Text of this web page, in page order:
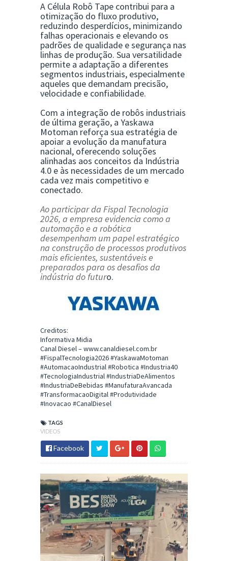
A Célula Robô Tape contribui para a
otimização do fluxo produtivo,
reduzindo desperdícios, minimizando
falhas operacionais e elevando os
padrões de qualidade e segurança nas
linhas de produção. Sua versatilidade
permite a adaptação a diferentes
segmentos industriais, especialmente
aqueles que demandam precisão,
velocidade e confiabilidade.
Com a integração de robôs industriais
de última geração, a Yaskawa
Motoman reforça sua estratégia de
apoiar a evolução da manufatura
nacional, oferecendo soluções
alinhadas aos conceitos da Indústria
4.0 e às necessidades de um mercado
cada vez mais competitivo e
conectado.
Ao participar da Fispal Tecnologia
2026, a empresa evidencia como a
automação e a robótica
desempenham um papel estratégico
na construção de processos produtivos
mais eficientes, sustentáveis e
preparados para os desafios da
indústria do futuro.
Creditos:
Informativa Midia
Canal Diesel –www.canaldiesel.com.br
#FispalTecnologia2026 #YaskawaMotoman
#AutomacaoIndustrial #Robotica #Industria40
#TecnologiaIndustrial #IndustriaDeAlimentos
#IndustriaDeBebidas #ManufaturaAvancada
#TransformacaoDigital #Produtividade
#Inovacao #CanalDiesel
TAGS
VIDEOS
Facebook